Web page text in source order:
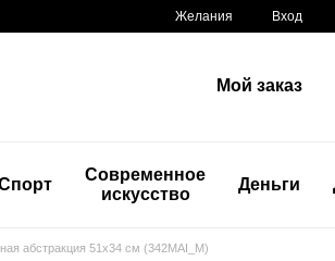
Желания Вход
Мой заказ
Современное
искусство
Деньги
абстракция 51x34 см (342MAI_M)